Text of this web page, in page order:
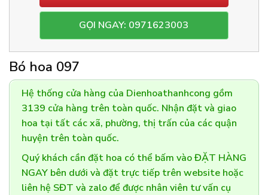
GỌI NGAY: 0971623003
Bó hoa 097
Hệ thống cửa hàng của Dienhoathanhcong gồm
3139 cửa hàng trên toàn quốc. Nhận đặt và giao
hoa tại tất các xã, phường, thị trấn của các quận
huyện trên toàn quốc.
Quý khách cần đặt hoa có thể bấm vào ĐẶT HÀNG
NGAY bên dưới và đặt trực tiếp trên website hoặc
liên hệ SĐT và zalo để được nhân viên tư vấn cụ